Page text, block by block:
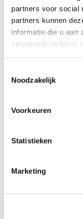
partners voor social
partners kunnen
informatie die u aan
verzameld op basis
Noodzakelijk
Voorkeuren
Statistieken
Marketing
voorraadbeheer.
en vakkundig
vindt u in ons een
slag. Wat wordt